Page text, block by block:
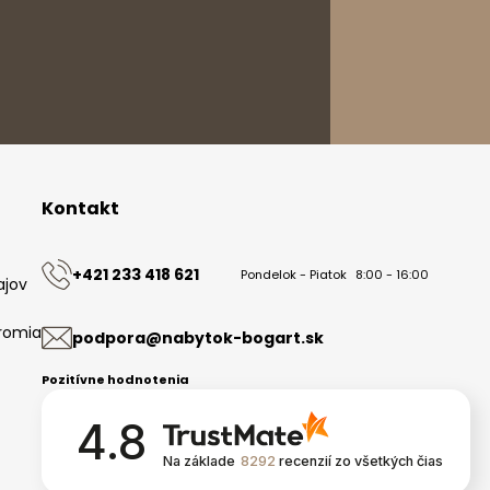
Kontakt
+421 233 418 621 Pondelok - Piatok 8:00 - 16:00
podpora@nabytok-bogart.sk
Pozitívne hodnotenia
4.8 Na základe 8292 recenzií zo všetkých čias